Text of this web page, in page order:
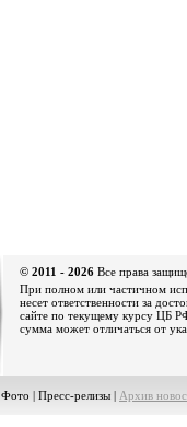
© 2011 - 2026 Все права
При полном или частичном
несет ответственности за
сайте по текущему курсу ЦБ
сумма может отличаться от
Фото | Пресс-релизы | Архив